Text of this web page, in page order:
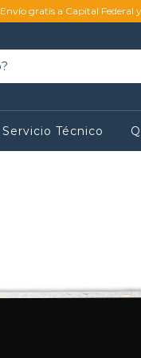
Envío gratis a Capital
Servicio Técnico